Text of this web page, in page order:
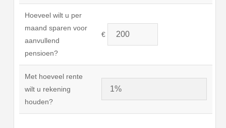
Hoeveel wilt u per
maand sparen voor
aanvullend
pensioen?
€
Met hoeveel rente
wilt u rekening
houden?